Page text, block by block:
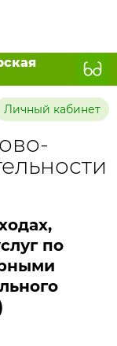
Личный кабинет
по